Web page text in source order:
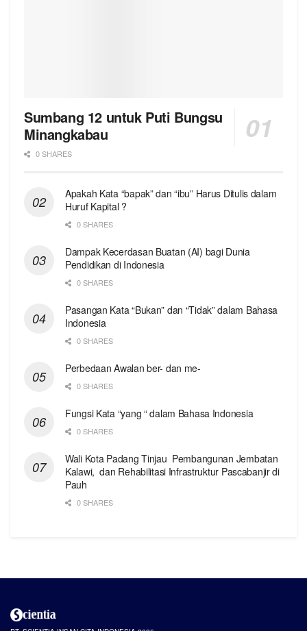
Sumbang 12 untuk Puti Bungsu
Minangkabau
0 SHARES
Apakah Kata “bapak” dan “ibu” Harus Ditulis dalam
Huruf Kapital ?
0 SHARES
Dampak Kecerdasan Buatan (AI) bagi Dunia
Pendidikan di Indonesia
0 SHARES
Pasangan Kata “Bukan” dan “Tidak” dalam Bahasa
Indonesia
0 SHARES
Perbedaan Awalan ber- dan me-
0 SHARES
Fungsi Kata “yang “ dalam Bahasa Indonesia
0 SHARES
Wali Kota Padang Tinjau Pembangunan Jembatan
Kalawi, dan Rehabilitasi Infrastruktur Pascabanjir di
Pauh
0 SHARES